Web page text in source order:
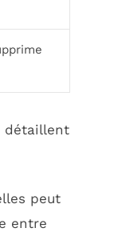
détaillent
peut
entre